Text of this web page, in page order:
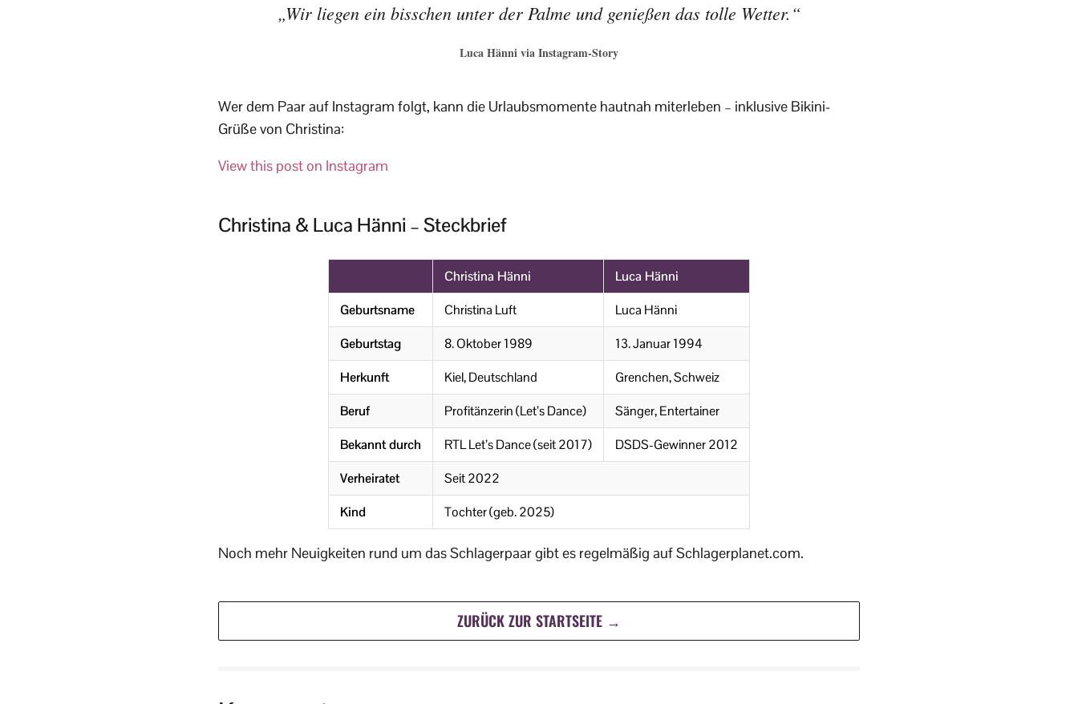
„Wir liegen ein bisschen unter der Palme und genießen das tolle Wetter.“
Luca Hänni via Instagram-Story
Wer dem Paar auf Instagram folgt, kann die Urlaubsmomente hautnah miterleben – inklusive Bikini-
Grüße von Christina:
View this post on Instagram
Christina & Luca Hänni – Steckbrief
Christina Hänni
Luca Hänni
Geburtsname
Christina Luft
Luca Hänni
Geburtstag
8. Oktober 1989
13. Januar 1994
Herkunft
Kiel, Deutschland
Grenchen, Schweiz
Beruf
Profitänzerin (Let’s Dance)
Sänger, Entertainer
Bekannt durch
RTL Let’s Dance (seit 2017)
DSDS-Gewinner 2012
Verheiratet
Seit 2022
Kind
Tochter (geb. 2025)
Noch mehr Neuigkeiten rund um das Schlagerpaar gibt es regelmäßig auf Schlagerplanet.com.
ZURÜCK ZUR STARTSEITE →